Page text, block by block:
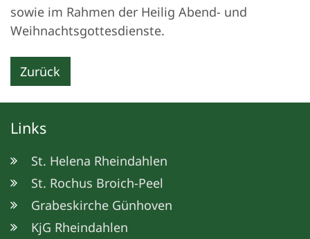
sowie im Rahmen der Heilig Abend- und
Weihnachtsgottesdienste.
Zurück
Links
St. Helena Rheindahlen
St. Rochus Broich-Peel
Grabeskirche Günhoven
KjG Rheindahlen